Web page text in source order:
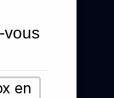
vous
en